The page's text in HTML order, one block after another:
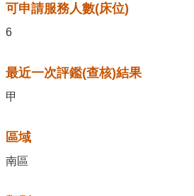
可申請服務人數(床位)
6
最近一次評鑑(查核)結果
甲
區域
南區